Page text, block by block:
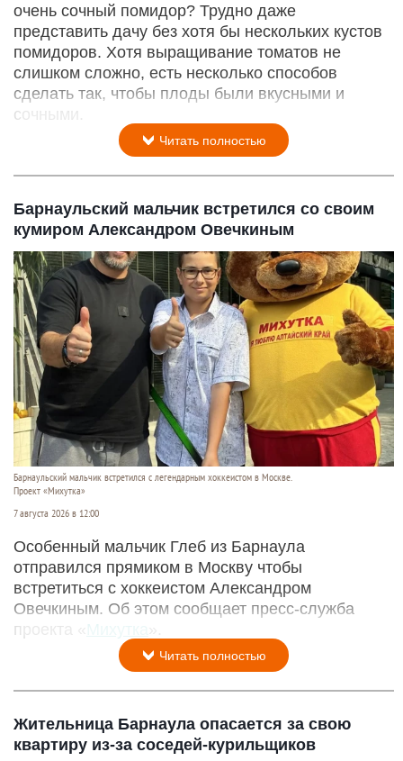
очень сочный помидор? Трудно даже
представить дачу без хотя бы нескольких кустов
помидоров. Хотя выращивание томатов не
слишком сложно, есть несколько способов
сделать так, чтобы плоды были вкусными и
сочными.
Читать полностью
Барнаульский мальчик встретился со своим
кумиром Александром Овечкиным
Барнаульский мальчик встретился с легендарным хоккеистом в Москве.
Проект «Михутка»
7 августа 2026 в 12:00
Особенный мальчик Глеб из Барнаула
отправился прямиком в Москву чтобы
встретиться с хоккеистом Александром
Овечкиным. Об этом сообщает пресс-служба
проекта « Михутка
Читать полностью
Жительница Барнаула опасается за свою
квартиру из-за соседей-курильщиков